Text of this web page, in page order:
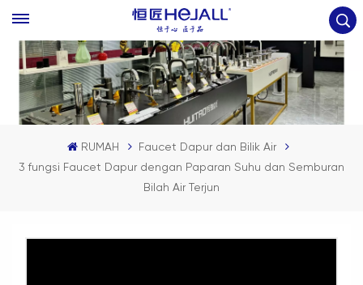
RUMAH
Faucet Dapur dan Bilik Air
3 fungsi Faucet Dapur dengan Paparan Suhu dan Semburan
Bilah Air Terjun